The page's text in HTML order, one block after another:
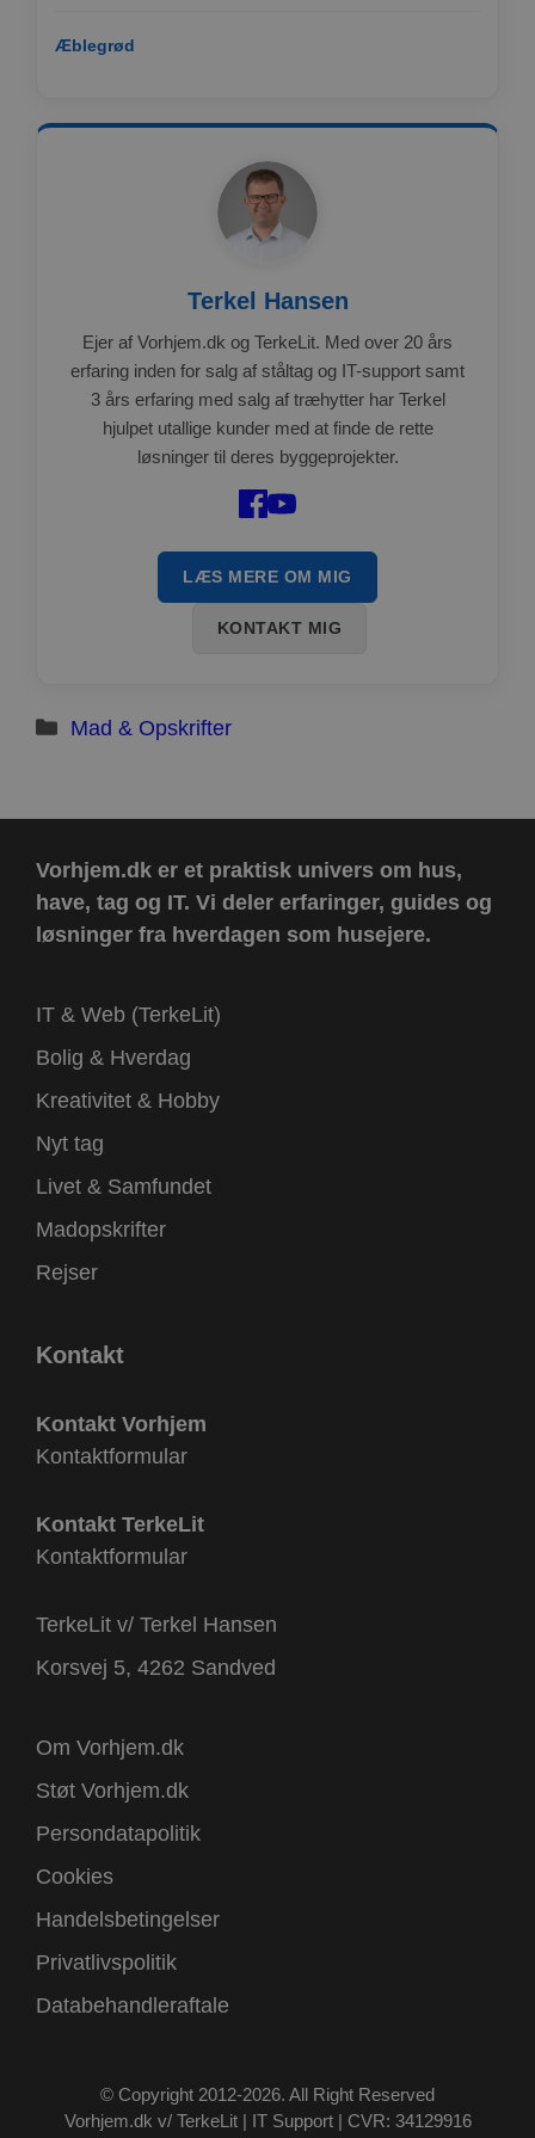
Æblegrød
Terkel Hansen
Ejer af Vorhjem.dk og TerkeLit. Med over 20 års
erfaring inden for salg af ståltag og IT-support samt
3 års erfaring med salg af træhytter har Terkel
hjulpet utallige kunder med at finde de rette
løsninger til deres byggeprojekter.
LÆS MERE OM MIG
KONTAKT MIG
Kategorier
Mad & Opskrifter
Vorhjem.dk er et praktisk univers om hus,
have, tag og IT. Vi deler erfaringer, guides og
løsninger fra hverdagen som husejere.
IT & Web (TerkeLit)
Bolig & Hverdag
Kreativitet & Hobby
Nyt tag
Livet & Samfundet
Madopskrifter
Rejser
Kontakt
Kontakt Vorhjem
Kontaktformular
Kontakt TerkeLit
Kontaktformular
TerkeLit v/ Terkel Hansen
Korsvej 5, 4262 Sandved
Om Vorhjem.dk
Støt Vorhjem.dk
Persondatapolitik
Cookies
Handelsbetingelser
Privatlivspolitik
Databehandleraftale
© Copyright 2012-2026. All Right Reserved
Vorhjem.dk v/ TerkeLit | IT Support | CVR: 34129916
Lokal lagring
wpEmojiSettingsSupports
Sessionslagring
ct_cookies_type
Lokal lagring
apbct_visible_fields
Lokal lagring
ct_fkp_timestamp
Lokal lagring
apbct_session_current_page
Sessionslagring
ct_checked_emails
Lokal lagring
ct_timezone
Lokal lagring
apbct_session_id
Sessionslagring
Lokal lagring
ct_mouse_moved